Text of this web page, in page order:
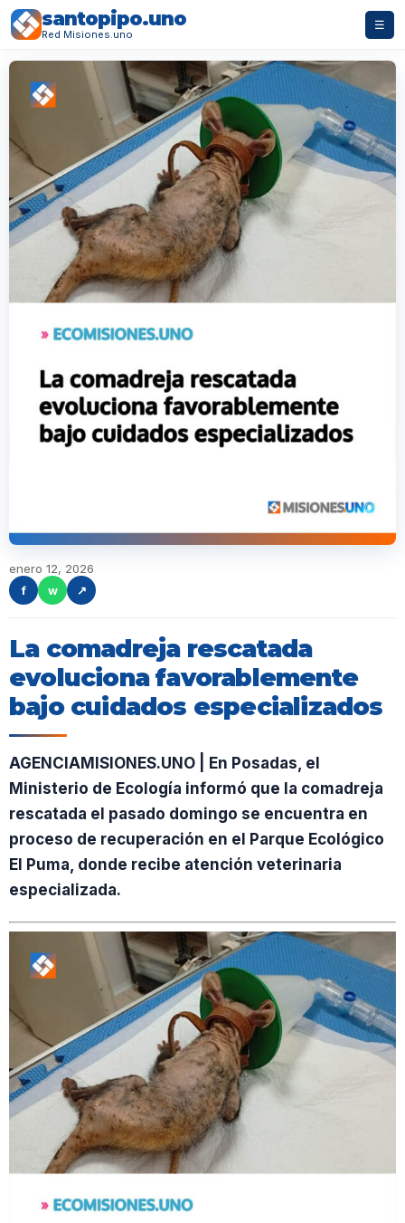
santopipo.uno
Red Misiones.uno
☰
enero 12, 2026
f
w ↗
La comadreja rescatada
evoluciona favorablemente
bajo cuidados especializados
AGENCIAMISIONES.UNO | En Posadas, el
Ministerio de Ecología informó que la comadreja
rescatada el pasado domingo se encuentra en
proceso de recuperación en el Parque Ecológico
El Puma, donde recibe atención veterinaria
especializada.